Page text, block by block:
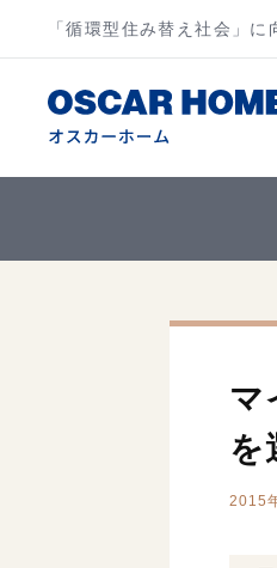
「循環型住み替え社会」に
マ
を
2015